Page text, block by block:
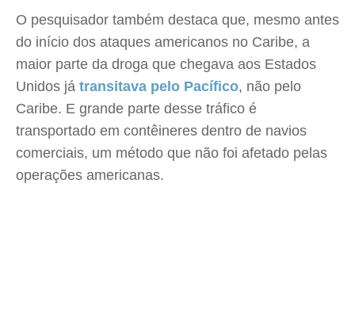
O pesquisador também destaca que, mesmo antes
do início dos ataques americanos no Caribe, a
maior parte da droga que chegava aos Estados
Unidos já transitava pelo Pacífico, não pelo
Caribe. E grande parte desse tráfico é
transportado em contêineres dentro de navios
comerciais, um método que não foi afetado pelas
operações americanas.